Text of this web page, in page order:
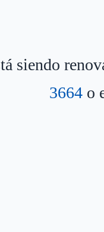
siendo
3664o